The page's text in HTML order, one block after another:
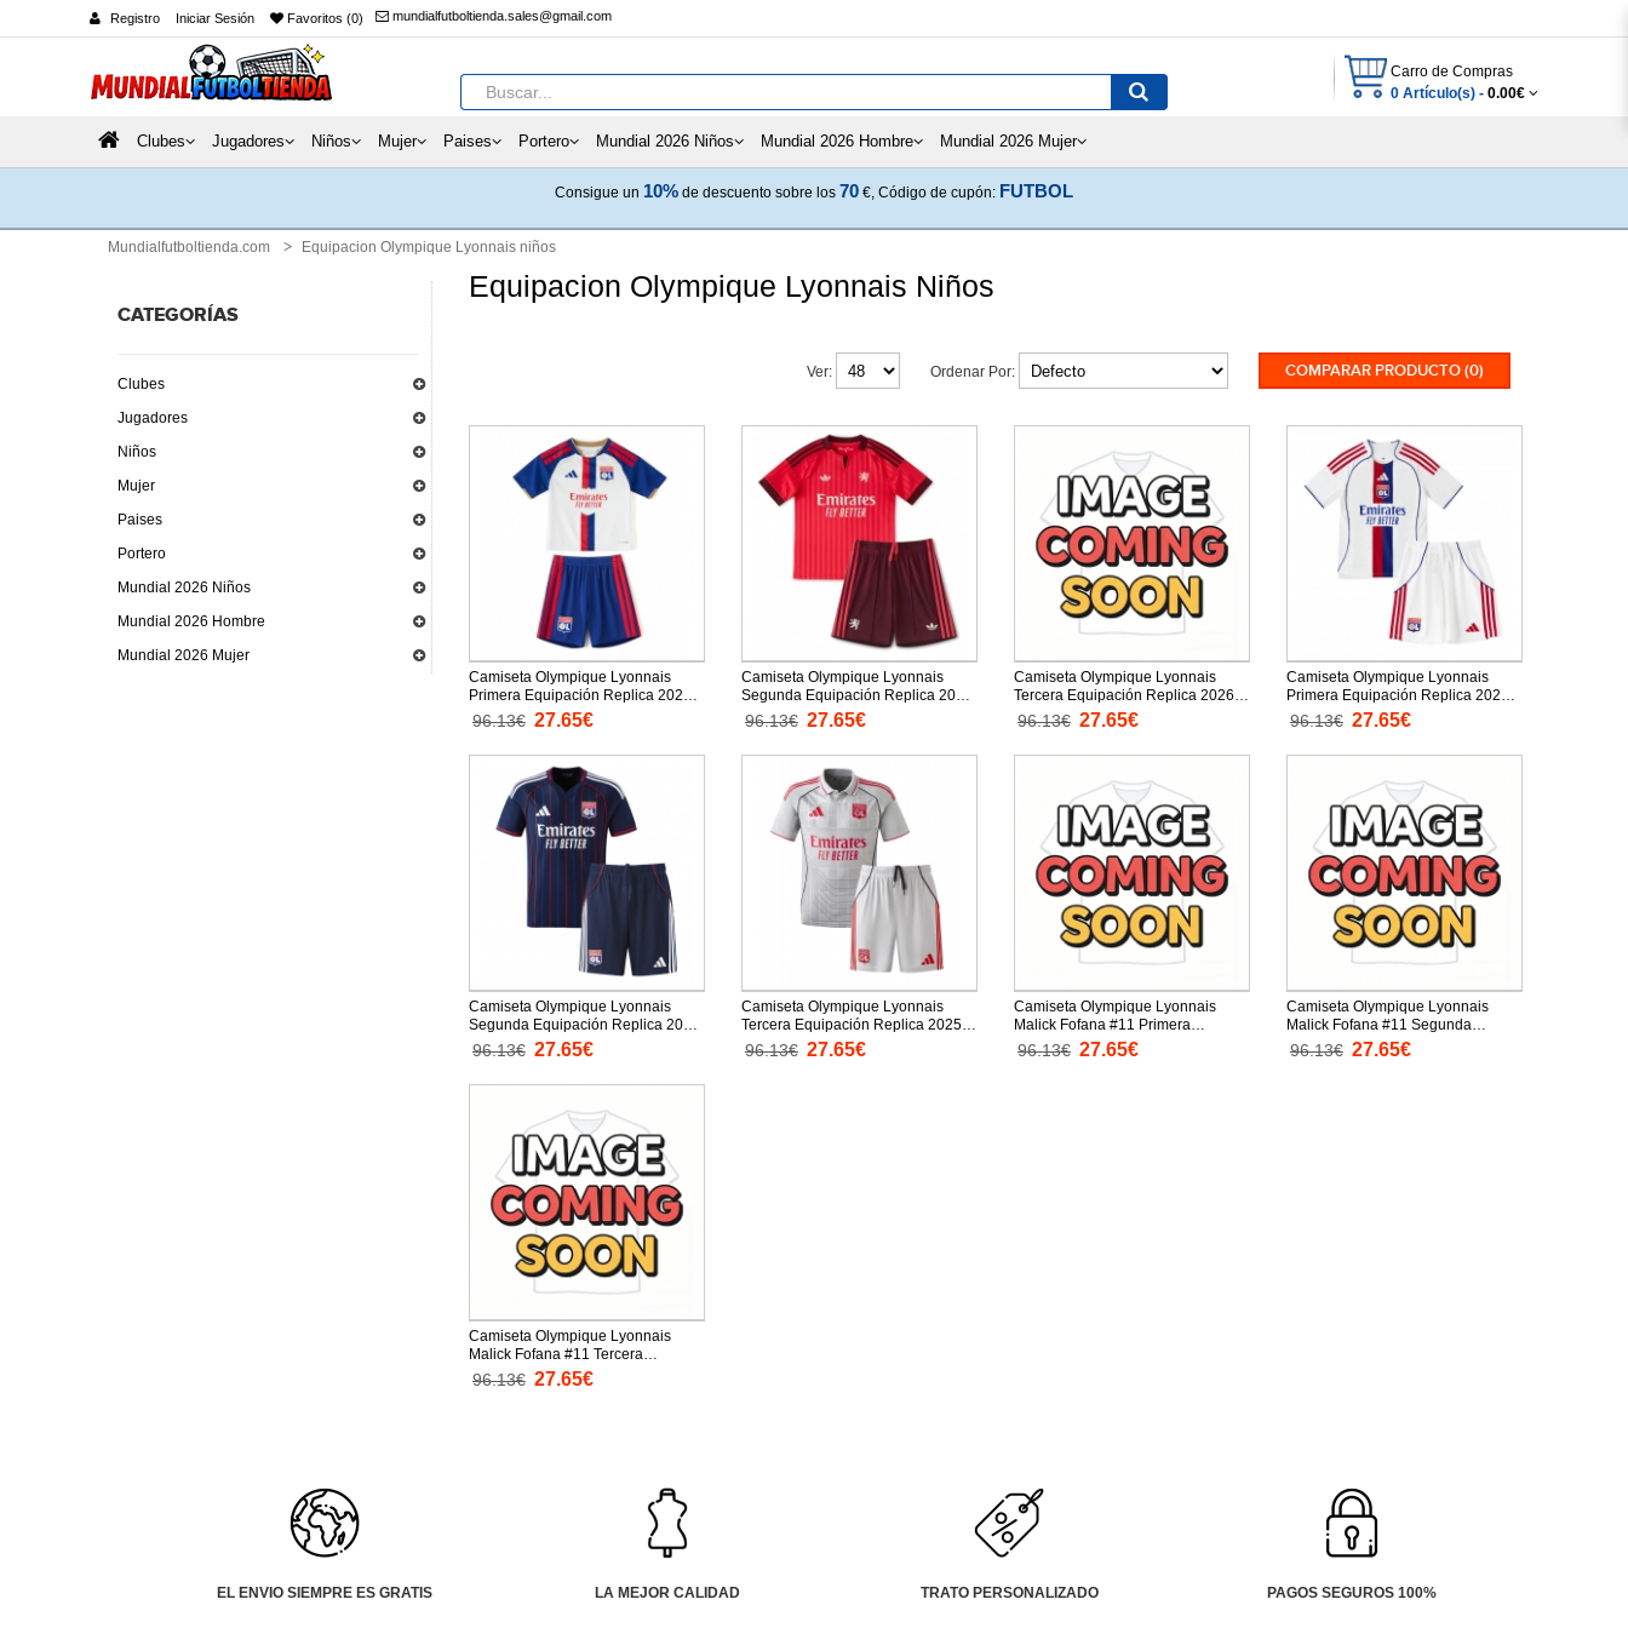
Registro Iniciar Sesión Favoritos (0) mundialfutboltienda.sales@gmail.com
Carro de Compras
0 Artículo(s) - 0.00€
Clubes Jugadores Niños Mujer Paises Portero Mundial 2026 Niños Mundial 2026 Hombre Mundial 2026 Mujer
Consigue un 10% de descuento sobre los 70 €, Código de cupón: FUTBOL
Mundialfutboltienda.com Equipacion Olympique Lyonnais niños
CATEGORÍAS
Clubes
Jugadores
Niños
Mujer
Paises
Portero
Mundial 2026 Niños
Mundial 2026 Hombre
Mundial 2026 Mujer
Equipacion Olympique Lyonnais Niños
COMPARAR PRODUCTO (0)
Ordenar Por:
Ver:
Camiseta Olympique Lyonnais
Primera Equipación Replica 2026-
27 para niños mangas cortas (+
Pantalones cortos)
96.13€ 27.65€
Camiseta Olympique Lyonnais
Segunda Equipación Replica 2026-
27 para niños mangas cortas (+
Pantalones cortos)
96.13€ 27.65€
Camiseta Olympique Lyonnais
Tercera Equipación Replica 2026-
27 para niños mangas cortas (+
Pantalones cortos)
96.13€ 27.65€
Camiseta Olympique Lyonnais
Primera Equipación Replica 2025-
26 para niños mangas cortas (+
Pantalones cortos)
96.13€ 27.65€
Camiseta Olympique Lyonnais
Segunda Equipación Replica 2025-
26 para niños mangas cortas (+
Pantalones cortos)
96.13€ 27.65€
Camiseta Olympique Lyonnais
Tercera Equipación Replica 2025-
26 para niños mangas cortas (+
Pantalones cortos)
96.13€ 27.65€
Camiseta Olympique Lyonnais
Malick Fofana #11 Primera
Equipación Replica 2025-26 para
niños mangas cortas (+ Pantalones
96.13€ 27.65€
Camiseta Olympique Lyonnais
Malick Fofana #11 Segunda
Equipación Replica 2025-26 para
niños mangas cortas (+ Pantalones
96.13€ 27.65€
Camiseta Olympique Lyonnais
Malick Fofana #11 Tercera
Equipación Replica 2025-26 para
niños mangas cortas (+ Pantalones
96.13€ 27.65€
EL ENVIO SIEMPRE ES GRATIS LA MEJOR CALIDAD TRATO PERSONALIZADO PAGOS SEGUROS 100%